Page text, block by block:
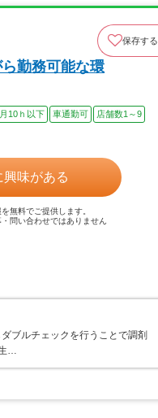
保存する
勤務可能な環
10ｈ以下 車通勤可
店舗数1～9
興味がある
無料でご提供します。
問い合わせではありません
ブルチェックを行うことで調剤
…